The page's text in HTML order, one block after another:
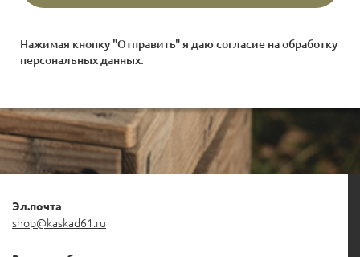
Нажимая кнопку "Отправить" я даю согласие наобработку
персональных данных.
Эл.почта
shop@kaskad61.ru